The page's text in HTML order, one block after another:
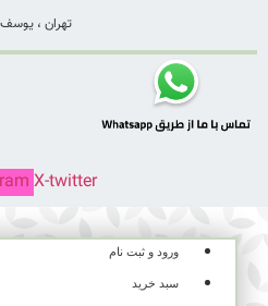
تهران ، یوسف
X-twitter
ورود و ثبت نام
سبد خرید